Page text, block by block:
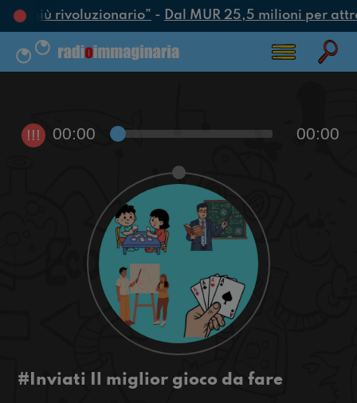
più rivoluzionario”- Dal MUR 25,5 milioni per
!!! 00:00 00:00
#Inviati Il miglior gioco da fare